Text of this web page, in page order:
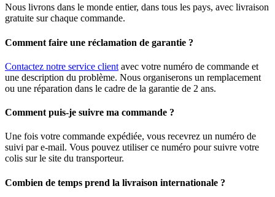
Nous livrons dans le monde entier, dans tous les pays, avec livraison
gratuite sur chaque commande.
Comment faire une réclamation de garantie ?
Contactez notre service client avec votre numéro de commande et
une description du problème. Nous organiserons un remplacement
ou une réparation dans le cadre de la garantie de 2 ans.
Comment puis-je suivre ma commande ?
Une fois votre commande expédiée, vous recevrez un numéro de
suivi par e-mail. Vous pouvez utiliser ce numéro pour suivre votre
colis sur le site du transporteur.
Combien de temps prend la livraison internationale ?